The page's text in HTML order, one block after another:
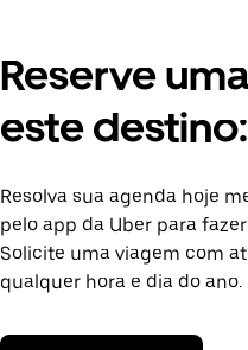
Reserve
este
Resolva sua agenda hoje
pelo app da Uber para
Solicite uma viagem com
qualquer hora e dia do ano.